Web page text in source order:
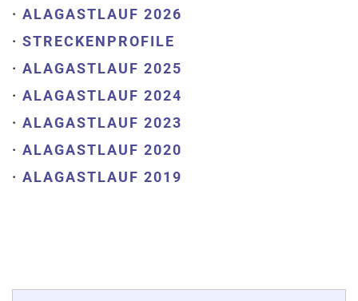
· ALAGASTLAUF 2026
· STRECKENPROFILE
· ALAGASTLAUF 2025
· ALAGASTLAUF 2024
· ALAGASTLAUF 2023
· ALAGASTLAUF 2020
· ALAGASTLAUF 2019